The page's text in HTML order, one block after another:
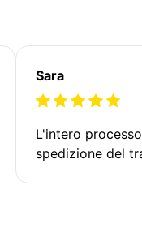
Sara
L'intero
spedizione del